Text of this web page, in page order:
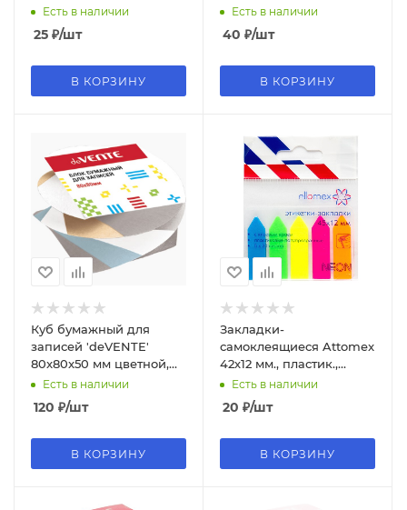
полупрозрачные 45x12
мм , 5x20 л, 2011703
Есть в наличии
25 ₽/шт
В КОРЗИНУ
75г;м2, 2010200
Есть в наличии
40 ₽/шт
В КОРЗИНУ
Куб бумажный для
записей 'deVENTE'
80x80x50 мм цветной,
проклеенный, 2012405
Есть в наличии
120 ₽/шт
В КОРЗИНУ
Закладки-
самоклеящиеся Attomex
42х12 мм., пластик.,
полупрозр., европодвес
2011700
Есть в наличии
20 ₽/шт
В КОРЗИНУ